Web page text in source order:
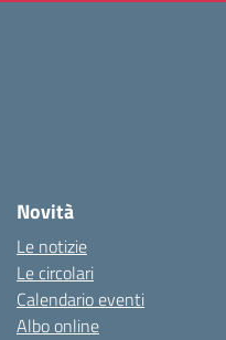
Novità
Le notizie
Le circolari
Calendario eventi
Albo online